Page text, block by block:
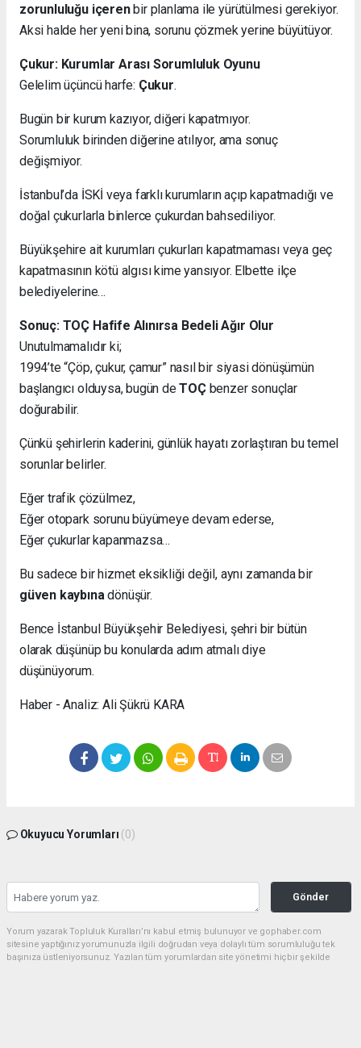
zorunluluğu içerenbir planlama ile yürütülmesi gerekiyor.
Aksi halde her yeni bina, sorunu çözmek yerine büyütüyor.
Çukur: Kurumlar Arası Sorumluluk Oyunu
Gelelim üçüncü harfe: Çukur.
Bugün bir kurum kazıyor, diğeri kapatmıyor.
Sorumluluk birinden diğerine atılıyor, ama sonuç
değişmiyor.
İstanbul’da İSKİ veya farklı kurumların açıp kapatmadığı ve
doğal çukurlarla binlerce çukurdan bahsediliyor.
Büyükşehire ait kurumları çukurları kapatmaması veya geç
kapatmasının kötü algısı kime yansıyor. Elbette ilçe
belediyelerine…
Sonuç: TOÇ Hafife Alınırsa Bedeli Ağır Olur
Unutulmamalıdır ki;
1994’te “Çöp, çukur, çamur” nasıl bir siyasi dönüşümün
başlangıcı olduysa, bugün deTOÇbenzer sonuçlar
doğurabilir.
Çünkü şehirlerin kaderini, günlük hayatı zorlaştıran bu temel
sorunlar belirler.
Eğer trafik çözülmez,
Eğer otopark sorunu büyümeye devam ederse,
Eğer çukurlar kapanmazsa…
Bu sadece bir hizmet eksikliği değil, aynı zamanda bir
güven kaybına dönüşür.
Bence İstanbul Büyükşehir Belediyesi, şehri bir bütün
olarak düşünüp bu konularda adım atmalı diye
düşünüyorum.
Haber - Analiz: Ali Şükrü KARA
Okuyucu Yorumları (0)
Gönder
Yorum yazarak Topluluk Kuralları’nı kabul etmiş bulunuyor ve gophaber.com
sitesine yaptığınız yorumunuzla ilgili doğrudan veya dolaylı tüm sorumluluğu tek
başınıza üstleniyorsunuz. Yazılan tüm yorumlardan site yönetimi hiçbir şekilde